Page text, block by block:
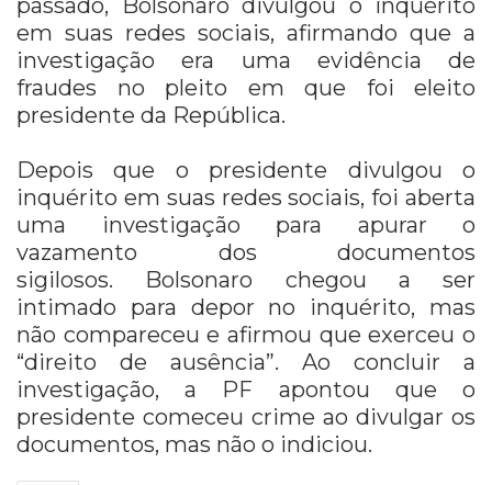
em suas redes sociais, afirmando que a
investigação era uma evidência de
fraudes no pleito em que foi eleito
presidente da República.
Depois que o presidente divulgou o
inquérito em suas redes sociais, foi aberta
uma investigação para apurar o
vazamento dos documentos
sigilosos. Bolsonaro chegou a ser
intimado para depor no inquérito, mas
não compareceu e afirmou que exerceu o
“direito de ausência”. Ao concluir a
investigação, a PF apontou que o
presidente comeceu crime ao divulgar os
documentos, mas não o indiciou.